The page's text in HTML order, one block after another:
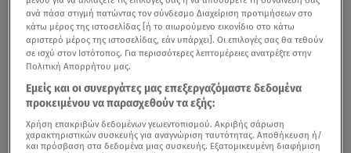
ανά πάσα στιγμή πατώντας τον σύνδεσμο Διαχείριση προτιμήσεων στο
κάτω μέρος της ιστοσελίδας [ή το αιωρούμενο εικονίδιο στο κάτω
αριστερό μέρος της ιστοσελίδας, εάν υπάρχει]. Οι επιλογές σας θα τεθούν
σε ισχύ στον Ιστότοπος. Για περισσότερες λεπτομέρειες ανατρέξτε στην
Πολιτική Απορρήτου μας.
Εμείς και οι συνεργάτες μας επεξεργαζόμαστε δεδομένα
προκειμένου να παρασχεθούν τα εξής:
Χρήση επακριβών δεδομένων γεωεντοπισμού. Ακριβής σάρωση
χαρακτηριστικών συσκευής για αναγνώριση ταυτότητας. Αποθήκευση ή/
και πρόσβαση στα δεδομένα μιας συσκευής. Εξατομικευμένη διαφήμιση